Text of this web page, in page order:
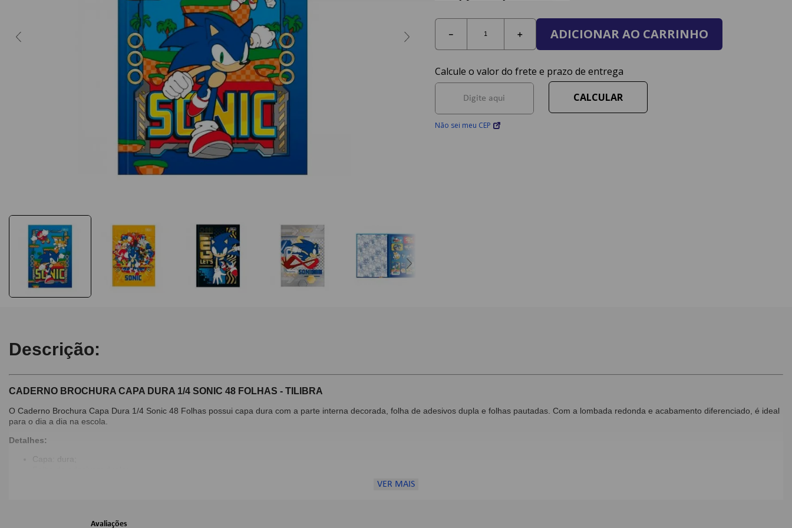
＋
－ ADICIONAR AO CARRINHO
Não sei meu CEP
Descrição:
CADERNO BROCHURA CAPA DURA 1/4 SONIC 48 FOLHAS - TILIBRA
O Caderno Brochura Capa Dura 1/4 Sonic 48 Folhas possui capa dura com a parte interna decorada, folha de adesivos dupla e folhas pautadas. Com a lombada redonda e acabamento diferenciado, é ideal
para o dia a dia na escola.
Detalhes:
Capa: dura;
Capa Sortida - Não é possível escolher a capa, enviamos conforme a disponibilidade do estoque.
VER MAIS
Avaliações
caderno